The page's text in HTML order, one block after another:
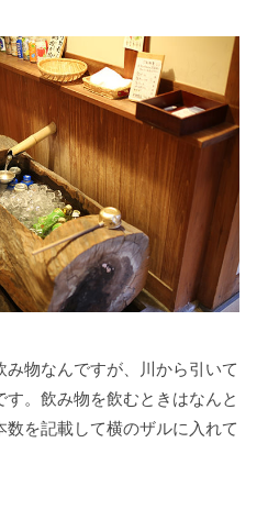
み物なんですが、川から引いて
す。飲み物を飲むときはなんと
を記載して横のザルに入れて